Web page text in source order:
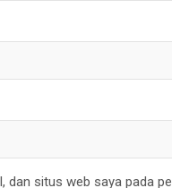
dan situs web saya pada